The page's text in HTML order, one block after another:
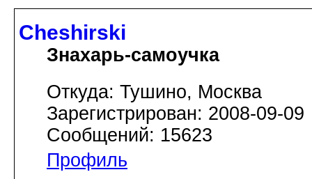
Cheshirski
Знахарь-самоучка
Откуда: Тушино, Москва
Зарегистрирован: 2008-09-09
Сообщений: 15623
Профиль